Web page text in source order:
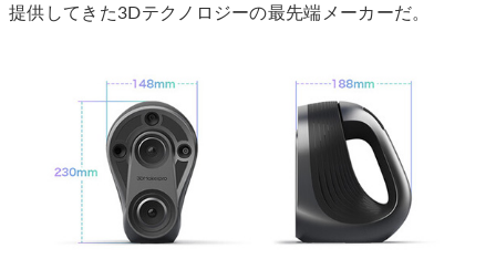
提供してきた3Dテクノロジーの最先端メーカーだ。